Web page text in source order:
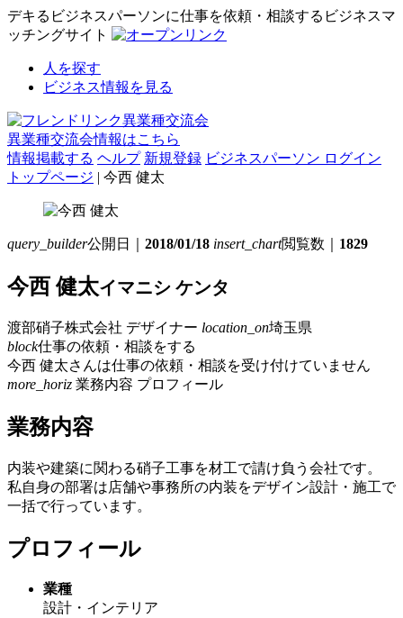
デキるビジネスパーソンに仕事を依頼・相談するビジネスマ
ッチングサイト
人を探す
ビジネス情報を見る
異業種交流会情報はこちら
情報掲載する ヘルプ 新規登録 ビジネスパーソン ログイン
トップページ | 今西 健太
query_builder公開日｜ 2018/01/18 insert_chart閲覧数｜ 1829
今西 健太イマニシ ケンタ
渡部硝子株式会社 デザイナー location_on埼玉県
block仕事の依頼・相談をする
今西 健太さんは仕事の依頼・相談を受け付けていません
more_horiz 業務内容 プロフィール
業務内容
内装や建築に関わる硝子工事を材工で請け負う会社です。
私自身の部署は店舗や事務所の内装をデザイン設計・施工で
一括で行っています。
プロフィール
業種
設計・インテリア